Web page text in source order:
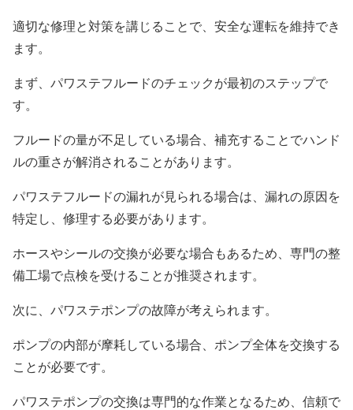
適切な修理と対策を講じることで、安全な運転を維持でき
ます。
まず、パワステフルードのチェックが最初のステップで
す。
フルードの量が不足している場合、補充することでハンド
ルの重さが解消されることがあります。
パワステフルードの漏れが見られる場合は、漏れの原因を
特定し、修理する必要があります。
ホースやシールの交換が必要な場合もあるため、専門の整
備工場で点検を受けることが推奨されます。
次に、パワステポンプの故障が考えられます。
ポンプの内部が摩耗している場合、ポンプ全体を交換する
ことが必要です。
パワステポンプの交換は専門的な作業となるため、信頼で